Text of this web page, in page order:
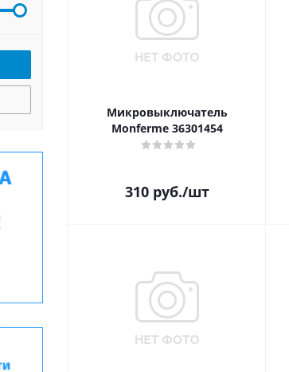
Микровыключатель
Monferme 36301454
310руб./шт